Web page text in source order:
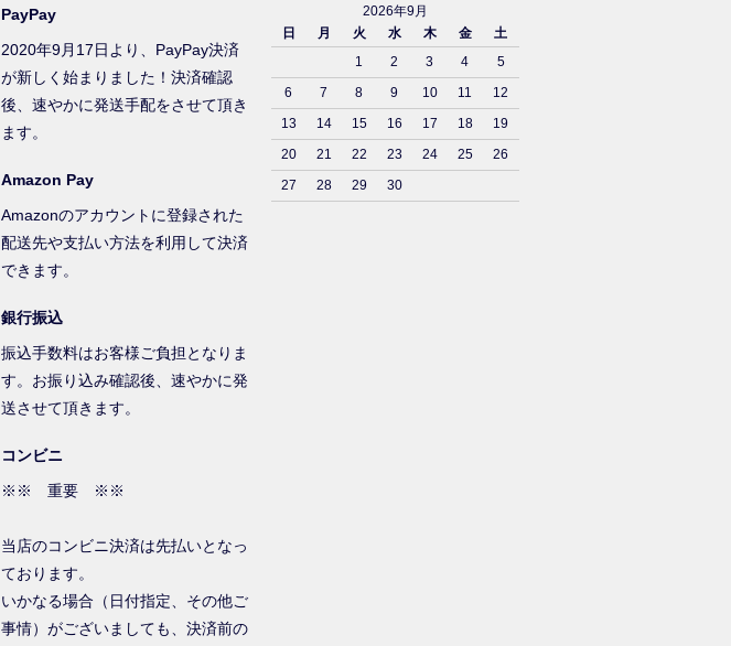
PayPay
2020年9月17日より、PayPay決済
が新しく始まりました！決済確認
後、速やかに発送手配をさせて頂き
ます。
Amazon Pay
Amazonのアカウントに登録された
配送先や支払い方法を利用して決済
できます。
銀行振込
振込手数料はお客様ご負担となりま
す。お振り込み確認後、速やかに発
送させて頂きます。
コンビニ
※※ 重要 ※※
当店のコンビニ決済は先払いとなっ
ております。
いかなる場合（日付指定、その他ご
事情）がございましても、決済前の
2026年9月
日
月 火 水 木 金
土
1
2 3 4
5
6
7 8 9 10 11
12
13
14 15 16 17 18
19
20
21 22 23 24 25
26
27
28 29 30